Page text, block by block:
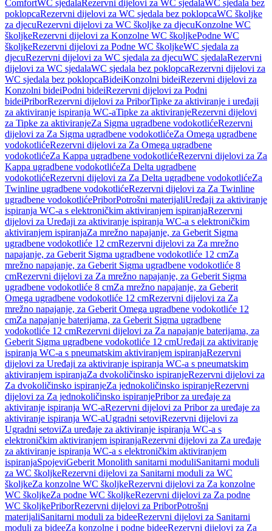
ComfortWC sjedalaRezervni dijelovi za WC sjedalaWC sjedala bez
poklopcaRezervni dijelovi za WC sjedala bez poklopcaWC školjke
za djecuRezervni dijelovi za WC školjke za djecuKonzolne WC
školjkeRezervni dijelovi za Konzolne WC školjkePodne WC
školjkeRezervni dijelovi za Podne WC školjkeWC sjedala za
djecuRezervni dijelovi za WC sjedala za djecuWC sjedalaRezervni
dijelovi za WC sjedalaWC sjedala bez poklopcaRezervni dijelovi za
WC sjedala bez poklopcaBideiKonzolni bideiRezervni dijelovi za
Konzolni bideiPodni bideiRezervni dijelovi za Podni
bideiPriborRezervni dijelovi za PriborTipke za aktiviranje i uređaji
za aktiviranje ispiranja WC-aTipke za aktiviranjeRezervni dijelovi
za Tipke za aktiviranjeZa Sigma ugradbene vodokotlićeRezervni
dijelovi za Za Sigma ugradbene vodokotlićeZa Omega ugradbene
vodokotlićeRezervni dijelovi za Za Omega ugradbene
vodokotlićeZa Kappa ugradbene vodokotlićeRezervni dijelovi za Za
Kappa ugradbene vodokotlićeZa Delta ugradbene
vodokotlićeRezervni dijelovi za Za Delta ugradbene vodokotlićeZa
Twinline ugradbene vodokotlićeRezervni dijelovi za Za Twinline
ugradbene vodokotlićePriborPotrošni materijaliUređaji za aktiviranje
ispiranja WC-a s elektroničkim aktiviranjem ispiranjaRezervni
dijelovi za Uređaji za aktiviranje ispiranja WC-a s elektroničkim
aktiviranjem ispiranjaZa mrežno napajanje, za Geberit Sigma
ugradbene vodokotliće 12 cmRezervni dijelovi za Za mrežno
napajanje, za Geberit Sigma ugradbene vodokotliće 12 cmZa
mrežno napajanje, za Geberit Sigma ugradbene vodokotliće 8
cmRezervni dijelovi za Za mrežno napajanje, za Geberit Sigma
ugradbene vodokotliće 8 cmZa mrežno napajanje, za Geberit
Omega ugradbene vodokotliće 12 cmRezervni dijelovi za Za
mrežno napajanje, za Geberit Omega ugradbene vodokotliće 12
cmZa napajanje baterijama, za Geberit Sigma ugradbene
vodokotliće 12 cmRezervni dijelovi za Za napajanje baterijama, za
Geberit Sigma ugradbene vodokotliće 12 cmUređaji za aktiviranje
ispiranja WC-a s pneumatskim aktiviranjem ispiranjaRezervni
dijelovi za Uređaji za aktiviranje ispiranja WC-a s pneumatskim
aktiviranjem ispiranjaZa dvokoličinsko ispiranjeRezervni dijelovi za
Za dvokoličinsko ispiranjeZa jednokoličinsko ispiranjeRezervni
dijelovi za Za jednokoličinsko ispiranjePribor za uređaje za
aktiviranje ispiranja WC-aRezervni dijelovi za Pribor za uređaje za
aktiviranje ispiranja WC-aUgradni setoviRezervni dijelovi za
Ugradni setoviZa uređaje za aktiviranje ispiranja WC-a s
elektroničkim aktiviranjem ispiranjaRezervni dijelovi za Za uređaje
za aktiviranje ispiranja WC-a s elektroničkim aktiviranjem
ispiranjaSpojeviGeberit Monolith sanitarni moduliSanitarni moduli
za WC školjkeRezervni dijelovi za Sanitarni moduli za WC
školjkeZa konzolne WC školjkeRezervni dijelovi za Za konzolne
WC školjkeZa podne WC školjkeRezervni dijelovi za Za podne
WC školjkePriborRezervni dijelovi za PriborPotrošni
materijaliSanitarni moduli za bideeRezervni dijelovi za Sanitarni
moduli za bideeZa konzolne i podne bideeRezervni dijelovi za Za